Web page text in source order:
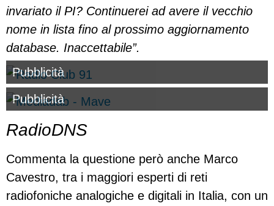
invariato il PI? Continuerei ad avere il vecchio
nome in lista fino al prossimo aggiornamento
database. Inaccettabile”.
Pubblicità
Pubblicità
RadioDNS
Commenta la questione però anche Marco
Cavestro, tra i maggiori esperti di reti
radiofoniche analogiche e digitali in Italia, con un